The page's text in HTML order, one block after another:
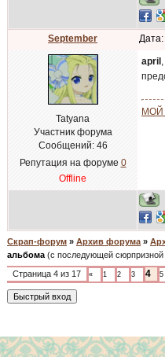
September
Tatyana
Участник форума
Сообщений: 46
Репутация на форуме 0
Offline
april
МОЙ
Скрап-форум » Архив форума »
альбома (с последующей сюрпризной
Страница 4 из 17 « 1 2 3 4 5